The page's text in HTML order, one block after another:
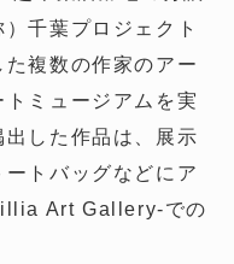
千葉プロジェクト
複数の作家のアー
トミュージアムを実
した作品は、展示
トバッグなどにア
Art Gallery-での